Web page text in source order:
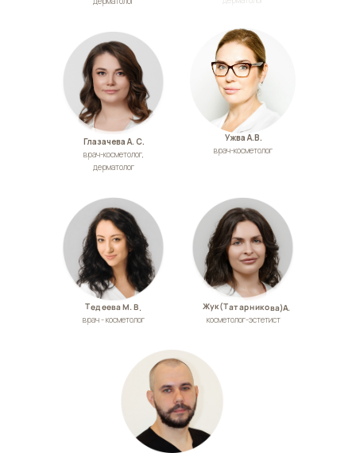
косметолог-эстетист
Жук(Татарникова)А.
врач - косметолог
Тедеева М. В.
врач-косметолог
Ужва А.В.
врач-косметолог,
дерматолог
Глазачева А. С.